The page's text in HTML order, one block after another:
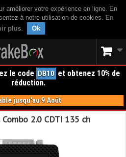
améliorer votre expérience en ligne. En
à notre utilisation de cookies. En
plus. Ok
le code DB10 et obtenez 10% de
réduction.
jusqu'au 9 Août
2.0 CDTI 135 ch